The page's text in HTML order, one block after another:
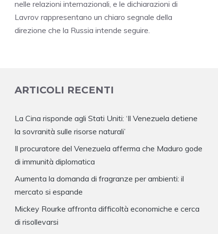
nelle relazioni internazionali, e le dichiarazioni di
Lavrov rappresentano un chiaro segnale della
direzione che la Russia intende seguire.
ARTICOLI RECENTI
La Cina risponde agli Stati Uniti: ‘Il Venezuela detiene
la sovranità sulle risorse naturali’
Il procuratore del Venezuela afferma che Maduro gode
di immunità diplomatica
Aumenta la domanda di fragranze per ambienti: il
mercato si espande
Mickey Rourke affronta difficoltà economiche e cerca
di risollevarsi